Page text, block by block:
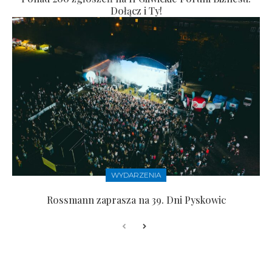
Dołącz i Ty!
WYDARZENIA
Rossmann zaprasza na 39. Dni Pyskowic